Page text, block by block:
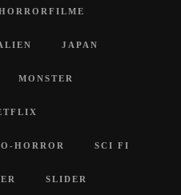
JAPAN
MONSTER
HORROR SCI FI
SLIDER